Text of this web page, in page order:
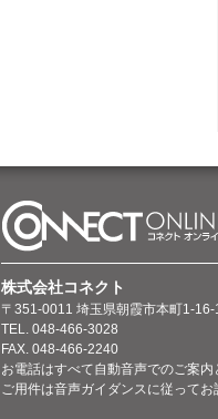
株式会社コネクト
〒351-0011 埼玉県朝霞市本町1-16-
TEL. 048-466-3028
FAX. 048-466-2240
お電話はすべて自動音声でのご案内
ご用件は音声ガイダンスに従ってお